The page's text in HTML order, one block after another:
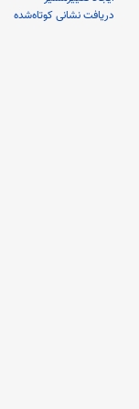
دریافت نشانی کوتاه‌شده